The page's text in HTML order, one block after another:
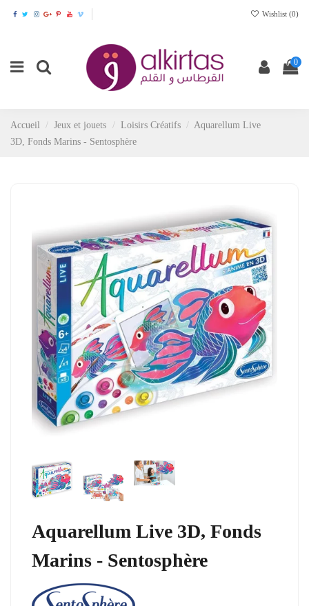
Wishlist (0)
0
Accueil Jeux et jouets Loisirs Créatifs
Aquarellum Live
3D, Fonds Marins - Sentosphère
Aquarellum Live 3D, Fonds
Marins - Sentosphère